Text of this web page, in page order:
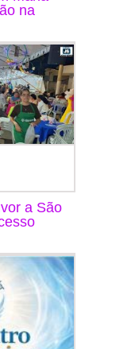
na
a São